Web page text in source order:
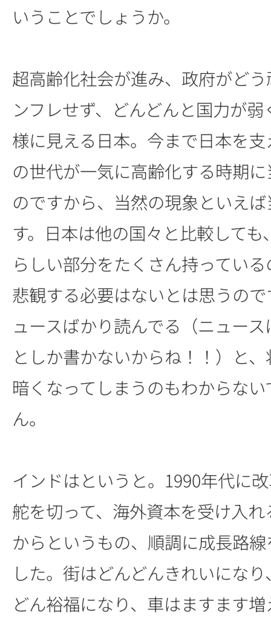
いうことでしょうか。
超高齢化社会が進み、政府がど
ンフレせず、どんどんと国力が
様に見える日本。今まで日本を
の世代が一気に高齢化する時期
のですから、当然の現象といえ
す。日本は他の国々と比較しても
らしい部分をたくさん持ってい
悲観する必要はないとは思うの
ュースばかり読んでる（ニュー
としか書かないからね！！）と
暗くなってしまうのもわからな
ん。
インドはというと。1990年代に
舵を切って、海外資本を受け入
からというもの、順調に成長路
した。街はどんどんきれいにな
どん裕福になり、車はますます